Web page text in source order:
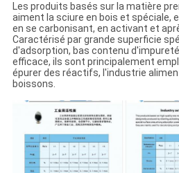
Les produits basés sur la matière
aiment la sciure en bois et spéciale,
en se carbonisant, en activant et
Caractérisé par grande superficie
d'adsorption, bas contenu
efficace, ils sont principalement
épurer des réactifs, l'industrie
boissons.